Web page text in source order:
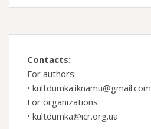
Contacts:
For authors:
• kultdumka.iknamu@gmail.com
For organizations:
• kultdumka@icr.org.ua